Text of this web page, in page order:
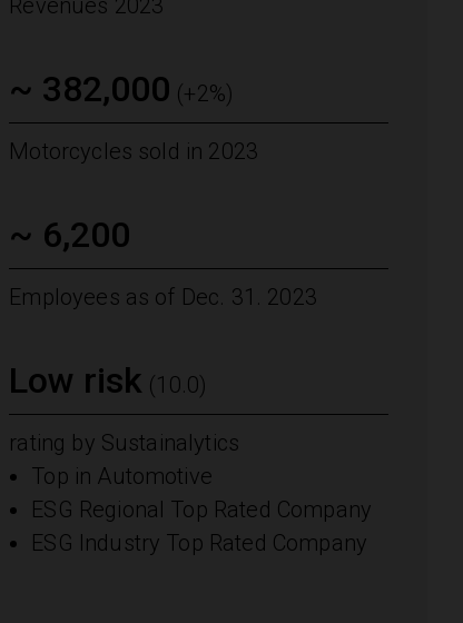
~ 382,000 (+2%)
Motorcycles sold in 2023
~ 6,200
Employees as of Dec. 31. 2023
Low risk (10.0)
rating by Sustainalytics
Top in Automotive
ESG Regional Top Rated Company
ESG Industry Top Rated Company